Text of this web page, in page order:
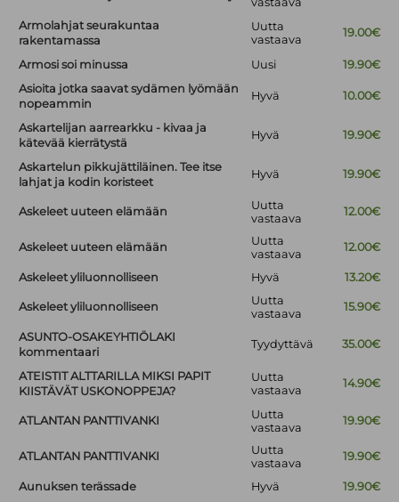
Armolahjat seurakuntaa
rakentamassa
Uutta
vastaava
19.00€
Armosi soi minussa Uusi
19.90€
Asioita jotka saavat sydämen lyömään
nopeammin
Hyvä 10.00€
Askartelijan aarrearkku - kivaa ja
kätevää kierrätystä
Hyvä 19.90€
Askartelun pikkujättiläinen. Tee itse
lahjat ja kodin koristeet
Hyvä 19.90€
Askeleet uuteen elämään
Uutta
vastaava
12.00€
Askeleet uuteen elämään
Uutta
vastaava
12.00€
Askeleet yliluonnolliseen Hyvä 13.20€
Askeleet yliluonnolliseen
Uutta
vastaava
15.90€
ASUNTO-OSAKEYHTIÖLAKI
kommentaari
Tyydyttävä 35.00€
ATEISTIT ALTTARILLA MIKSI PAPIT
KIISTÄVÄT USKONOPPEJA?
Uutta
vastaava
14.90€
ATLANTAN PANTTIVANKI
Uutta
vastaava
19.90€
ATLANTAN PANTTIVANKI
Uutta
vastaava
19.90€
Aunuksen terässade Hyvä 19.90€